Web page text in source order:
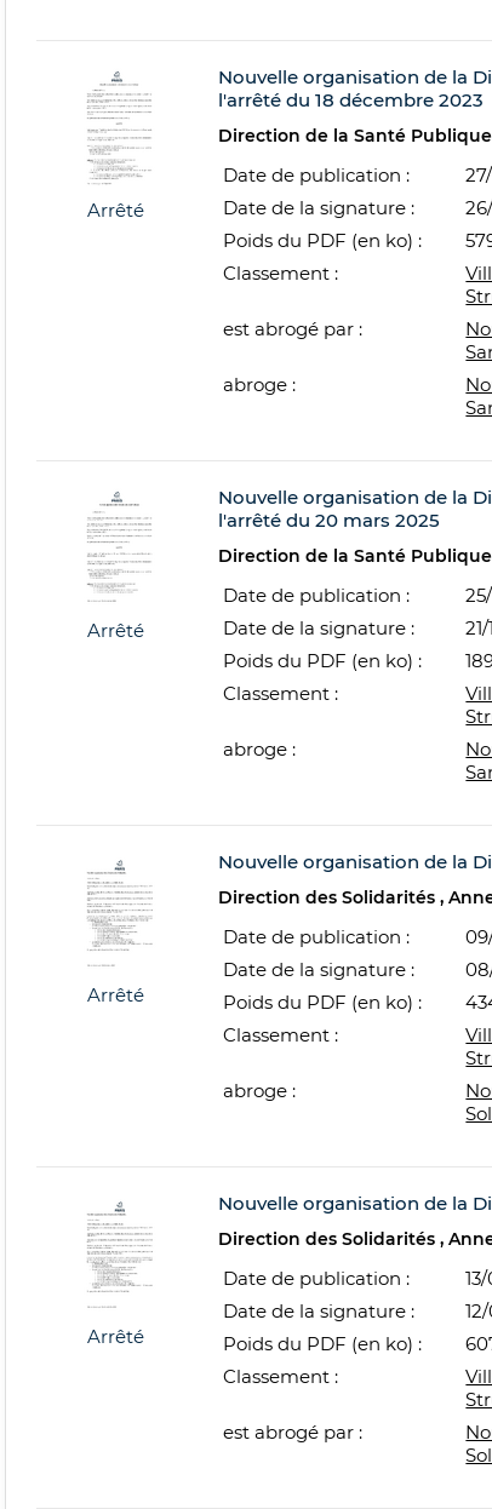
Arrêté
Nouvelle organisation de la
l'arrêté du 18 décembre 2023
Direction de la Santé Publique
Date de publication :
Date de la signature :
Poids du PDF (en ko) :
Classement :
est abrogé par :
abroge :
Arrêté
Nouvelle organisation de la
l'arrêté du 20 mars 2025
Direction de la Santé Publique
Date de publication :
Date de la signature :
Poids du PDF (en ko) :
Classement :
abroge :
Arrêté
Nouvelle organisation de la
Direction des Solidarités
Date de publication :
Date de la signature :
Poids du PDF (en ko) :
Classement :
abroge :
Arrêté
Nouvelle organisation de la
Direction des Solidarités
Date de publication :
Date de la signature :
Poids du PDF (en ko) :
Classement :
est abrogé par :